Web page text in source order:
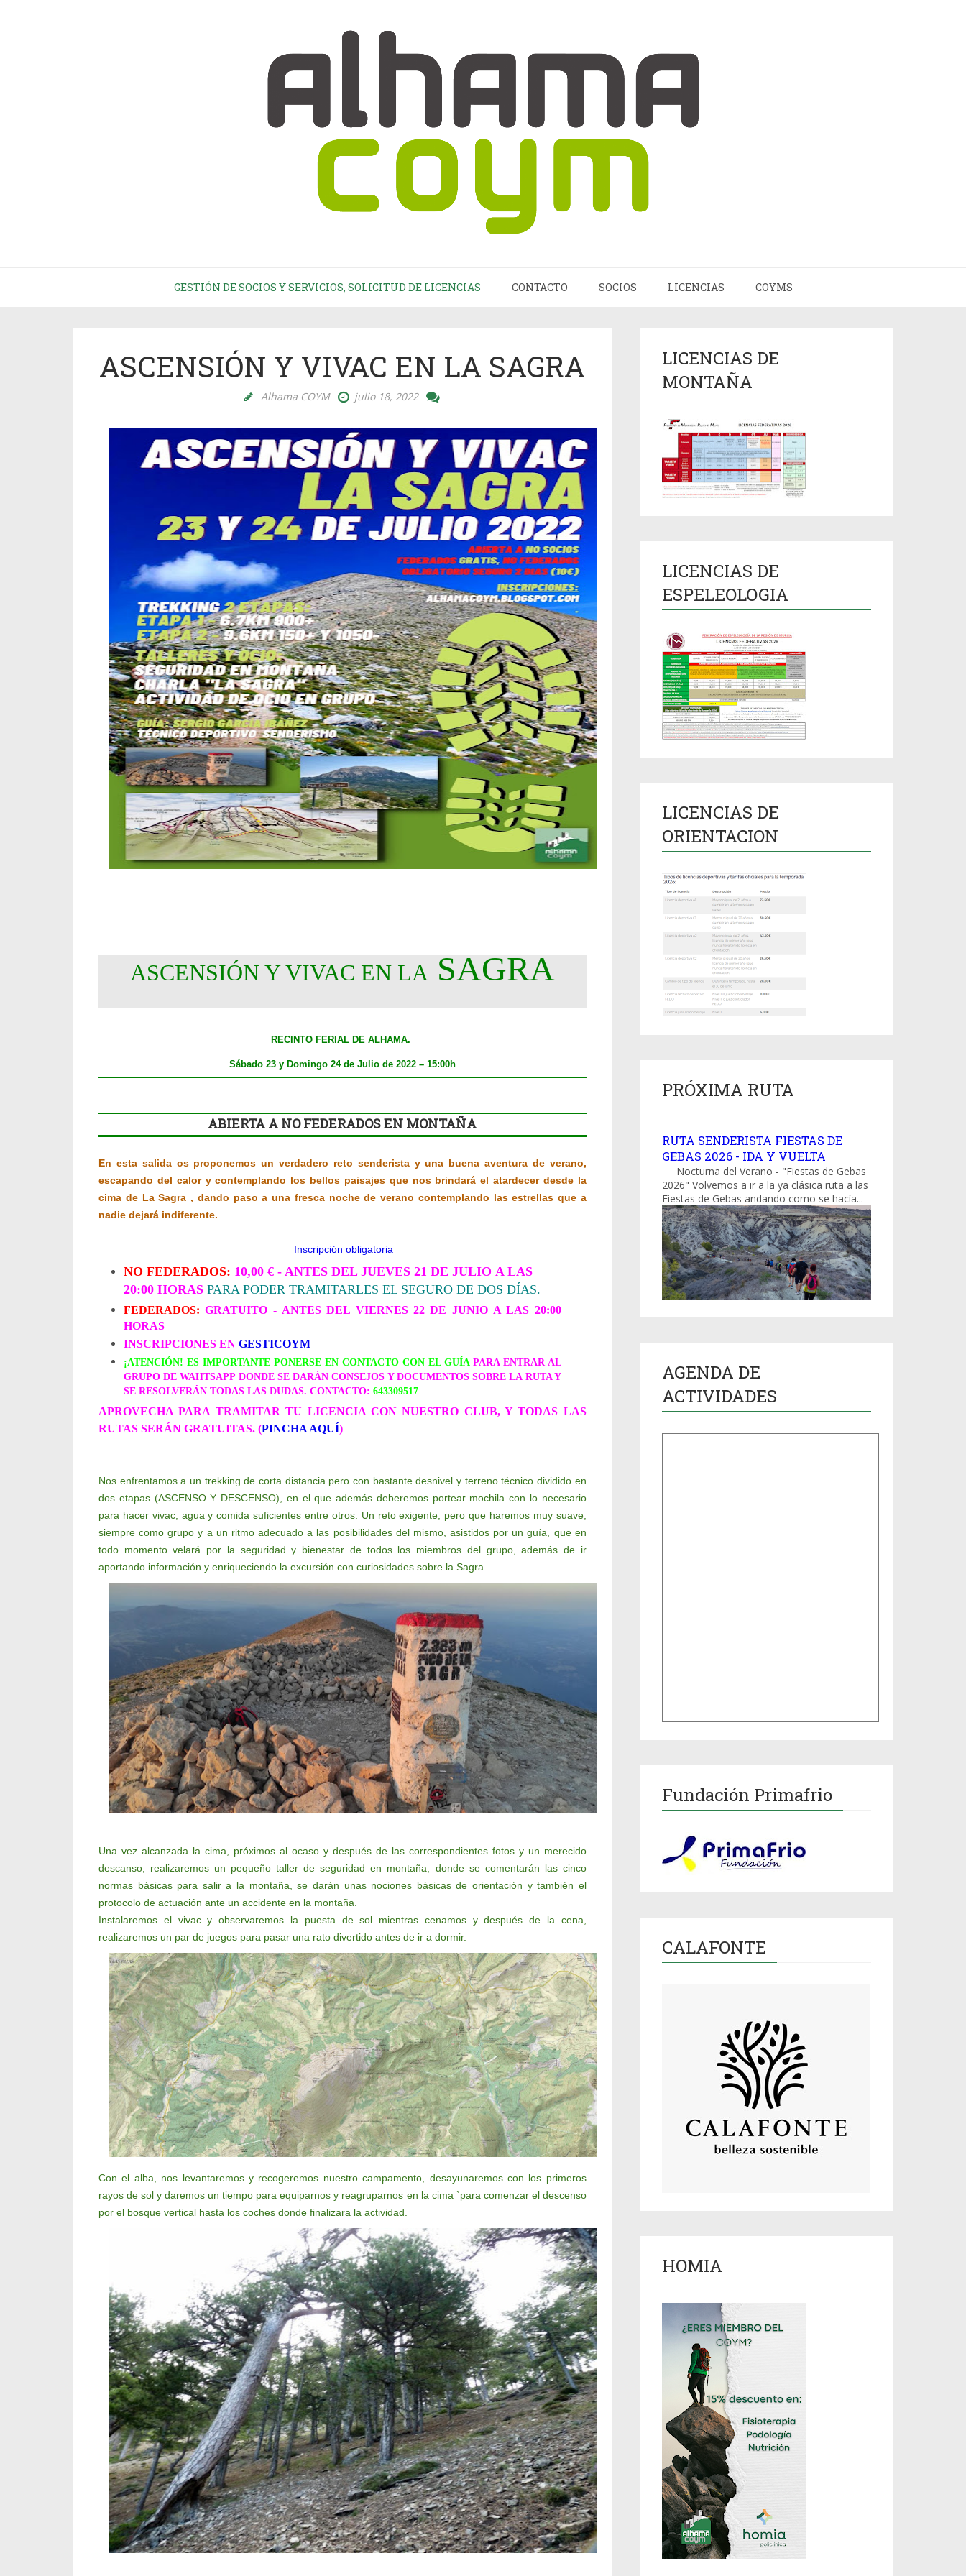
GESTIÓN DE SOCIOS Y SERVICIOS, SOLICITUD DE LICENCIAS CONTACTO SOCIOS LICENCIAS COYMS
ASCENSIÓN Y VIVAC EN LA SAGRA
Alhama COYM julio 18, 2022
ASCENSIÓN Y VIVAC EN LASAGRA
RECINTO FERIAL DE ALHAMA.
Sábado 23 y Domingo 24 de Julio de 2022 – 15:00h
ABIERTA A NO FEDERADOS EN MONTAÑA
En esta salida os proponemos un verdadero reto senderista y una buena aventura de verano,
escapando del calor y contemplando los bellos paisajes que nos brindará el atardecer desde la
cima de La Sagra , dando paso a una fresca noche de verano contemplando las estrellas que a
nadie dejará indiferente.
Inscripción obligatoria
NO FEDERADOS: 10,00 € - ANTES DEL JUEVES 21 DE JULIO A LAS
20:00 HORAS PARA PODER TRAMITARLES EL SEGURO DE DOS DÍAS.
FEDERADOS: GRATUITO - ANTES DEL VIERNES22 DE JUNIO A LAS 20:00
HORAS
INSCRIPCIONES EN GESTICOYM
¡ATENCIÓN! ES IMPORTANTE PONERSE EN CONTACTO CON EL GUÍA PARA ENTRAR AL
GRUPO DE WAHTSAPP DONDE SE DARÁN CONSEJOS Y DOCUMENTOS SOBRE LA RUTA Y
SE RESOLVERÁN TODAS LAS DUDAS. CONTACTO: 643309517
APROVECHA PARA TRAMITAR TU LICENCIA CON NUESTRO CLUB, Y TODAS LAS
RUTAS SERÁN GRATUITAS. (PINCHA AQUÍ)
Nos enfrentamos a un trekking de corta distancia pero con bastante desnivel y terreno técnico dividido en
dos etapas (ASCENSO Y DESCENSO), en el que además deberemos portear mochila con lo necesario
para hacer vivac, agua y comida suficientes entre otros. Un reto exigente, pero que haremos muy suave,
siempre como grupo y a un ritmo adecuado a las posibilidades del mismo, asistidos por un guía, que en
todo momento velará por la seguridad y bienestar de todos los miembros del grupo, además de ir
aportando información y enriqueciendo la excursión con curiosidades sobre la Sagra.
Una vez alcanzada la cima, próximos al ocaso y después de las correspondientes fotos y un merecido
descanso, realizaremos un pequeño taller de seguridad en montaña, donde se comentarán las cinco
normas básicas para salir a la montaña, se darán unas nociones básicas de orientación y también el
protocolo de actuación ante un accidente en la montaña.
Instalaremos el vivac y observaremos la puesta de sol mientras cenamos y después de la cena,
realizaremos un par de juegos para pasar una rato divertido antes de ir a dormir.
Con el alba, nos levantaremos y recogeremos nuestro campamento, desayunaremos con los primeros
rayos de sol y daremos un tiempo para equiparnos y reagruparnos en la cima `para comenzar el descenso
por el bosque vertical hasta los coches donde finalizara la actividad.
LICENCIAS DE
MONTAÑA
LICENCIAS DE
ESPELEOLOGIA
LICENCIAS DE
ORIENTACION
PRÓXIMA RUTA
RUTA SENDERISTA FIESTAS DE
GEBAS 2026 - IDA Y VUELTA
Nocturna del Verano - "Fiestas de Gebas
2026" Volvemos a ir a la ya clásica ruta a las
Fiestas de Gebas andando como se hacía...
AGENDA DE
ACTIVIDADES
Fundación Primafrio
CALAFONTE
HOMIA